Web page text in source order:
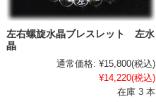
左右螺旋水晶ブレスレット 左水
晶
通常価格: ¥15,800(税込)
¥14,220(税込)
在庫 3 本